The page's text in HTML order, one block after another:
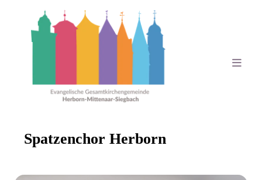
Spatzenchor Herborn